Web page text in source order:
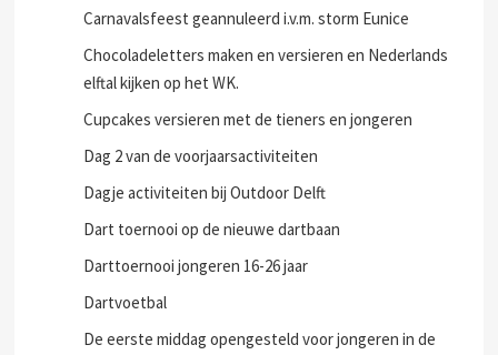
Carnavalsfeest geannuleerd i.v.m. storm Eunice
Chocoladeletters maken en versieren en Nederlands
elftal kijken op het WK.
Cupcakes versieren met de tieners en jongeren
Dag 2 van de voorjaarsactiviteiten
Dagje activiteiten bij Outdoor Delft
Dart toernooi op de nieuwe dartbaan
Darttoernooi jongeren 16-26 jaar
Dartvoetbal
De eerste middag opengesteld voor jongeren in de